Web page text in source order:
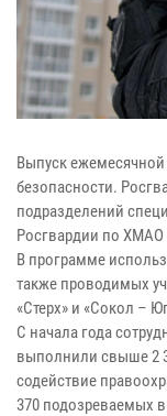
Выпуск
безопасности.
подразделений
Росгвардии по ХМАО
В программе
также проводимых
«Стерх» и «Сокол –
С начала года
выполнили свыше 2
содействие
370 подозреваемых